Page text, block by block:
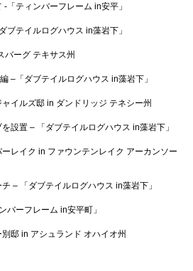
「ティンバーフレーム in安平」
ブテイルログハウス in藻岩下」
バーグ テキサス州
–「ダブテイルログハウス in藻岩下」
イルズ邸 in ダンドリッジ テネシー州
設置 – 「ダブテイルログハウス in藻岩下」
レイク in ファウンテンレイク アーカンソー
– 「ダブテイルログハウス in藻岩下」
バーフレーム in安平町」
邸 in アシュランド オハイオ州